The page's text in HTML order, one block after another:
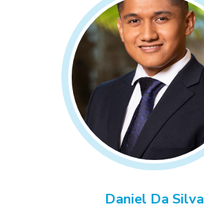
Daniel Da Silva